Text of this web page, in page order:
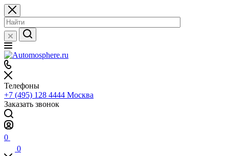
Телефоны
+7 (495) 128 4444 Москва
Заказать звонок
0
0